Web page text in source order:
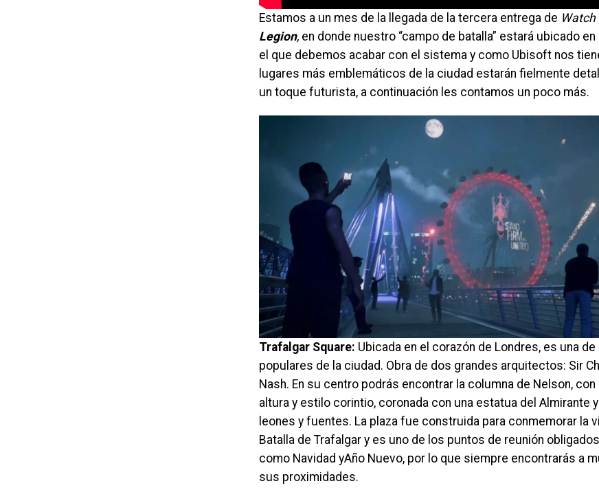
Estamos a un mes de la llegada de la tercera entrega de Watch
Legion, en donde nuestro “campo de batalla” estará ubicado
el que debemos acabar con el sistema y como Ubisoft nos
lugares más emblemáticos de la ciudad estarán fielmente
un toque futurista, a continuación les contamos un poco más.
Trafalgar Square: Ubicada en el corazón de Londres, es una
populares de la ciudad. Obra de dos grandes arquitectos: Sir
Nash. En su centro podrás encontrar la columna de Nelson,
altura y estilo corintio, coronada con una estatua del Almirante
leones y fuentes. La plaza fue construida para conmemorar la
Batalla de Trafalgar y es uno de los puntos de reunión
como Navidad yAño Nuevo, por lo que siempre encontrarás a
sus proximidades.